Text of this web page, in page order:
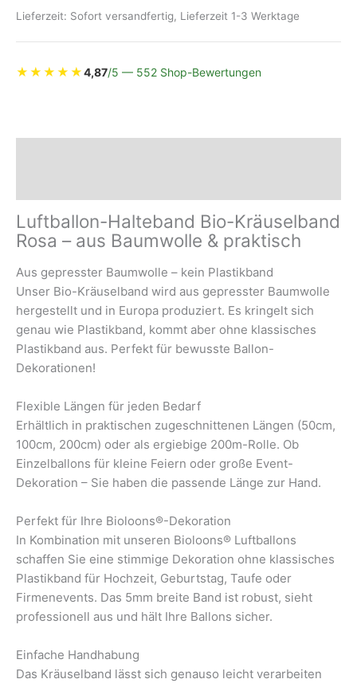
|
-
Lieferzeit: Sofort versandfertig, Lieferzeit 1-3 Werktage
★ ★ ★ ★ ★4,87/5 — 552 Shop-Bewertungen
Luftballon-Halteband Bio-Kräuselband
Rosa – aus Baumwolle & praktisch
Aus gepresster Baumwolle – kein Plastikband
Unser Bio-Kräuselband wird aus gepresster Baumwolle
hergestellt und in Europa produziert. Es kringelt sich
genau wie Plastikband, kommt aber ohne klassisches
Plastikband aus. Perfekt für bewusste Ballon-
Dekorationen!
Flexible Längen für jeden Bedarf
Erhältlich in praktischen zugeschnittenen Längen (50cm,
100cm, 200cm) oder als ergiebige 200m-Rolle. Ob
Einzelballons für kleine Feiern oder große Event-
Dekoration – Sie haben die passende Länge zur Hand.
Perfekt für Ihre Bioloons®-Dekoration
In Kombination mit unseren Bioloons® Luftballons
schaffen Sie eine stimmige Dekoration ohne klassisches
Plastikband für Hochzeit, Geburtstag, Taufe oder
Firmenevents. Das 5mm breite Band ist robust, sieht
professionell aus und hält Ihre Ballons sicher.
Einfache Handhabung
Das Kräuselband lässt sich genauso leicht verarbeiten